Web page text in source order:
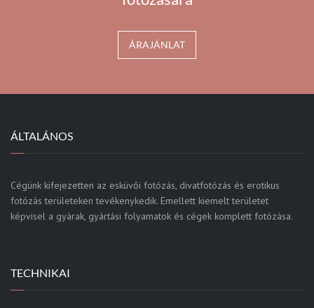
ÁRAJÁNLAT
ÁLTALÁNOS
Cégünk kifejezetten az esküvői fotózás, divatfotózás és erotikus
fotózás területeken tevékenykedik. Emellett kiemelt területet
képvisel a gyárak, gyártási folyamatok és cégek komplett fotózása.
TECHNIKAI